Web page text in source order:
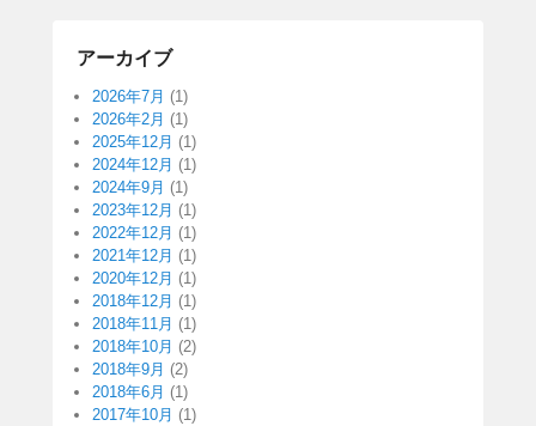
アーカイブ
2026年7月 (1)
2026年2月 (1)
2025年12月 (1)
2024年12月 (1)
2024年9月 (1)
2023年12月 (1)
2022年12月 (1)
2021年12月 (1)
2020年12月 (1)
2018年12月 (1)
2018年11月 (1)
2018年10月 (2)
2018年9月 (2)
2018年6月 (1)
2017年10月 (1)